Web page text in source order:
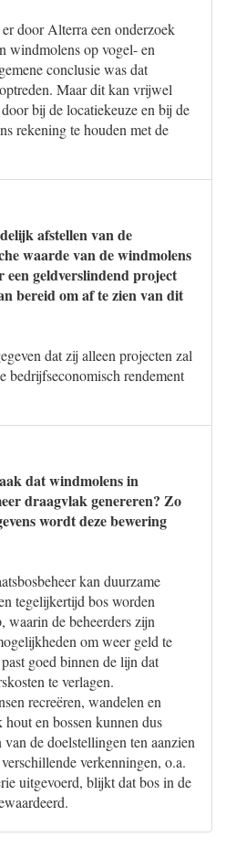
door Alterra een onderzoek
windmolens op vogel- en
conclusie was dat
Maar dit kan vrijwel
bij de locatiekeuze en bij de
rekening te houden met de
afstellen van de
waarde van de windmolens
geldverslindend project
bereid om af te zien van dit
dat zij alleen projecten zal
bedrijfseconomisch rendement
dat windmolens in
draagvlak genereren? Zo
wordt deze bewering
kan duurzame
tegelijkertijd bos worden
waarin de beheerders zijn
om weer geld te
goed binnen de lijn dat
te verlagen.
recreëren, wandelen en
en bossen kunnen dus
de doelstellingen ten aanzien
verkenningen, o.a.
uitgevoerd, blijkt dat bos in de